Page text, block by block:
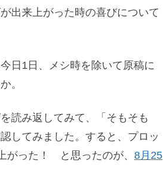
出来上がった時の喜びについて
日1日、メシ時を除いて原稿に
。
読み返してみて、「そもそも
してみました。すると、プロッ
がった！ と思ったのが、 8月25